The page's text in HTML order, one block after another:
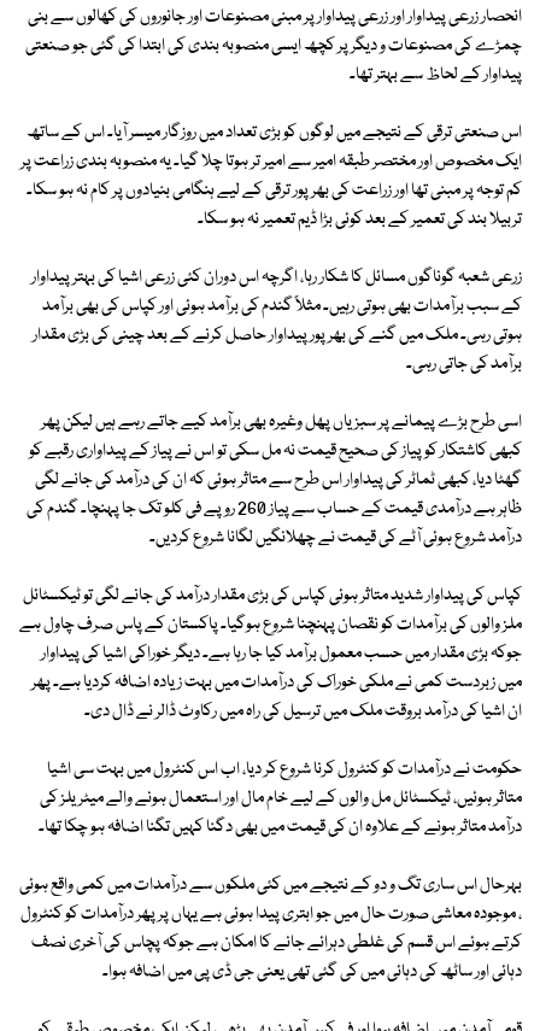
انحصار زرعی پیداوار اور زرعی پیداوار پر مبنی مصنوعات اور جانوروں کی کھالوں سے بنی
چمڑے کی مصنوعات و دیگر پر کچھ ایسی منصوبہ بندی کی ابتدا کی گئی جو صنعتی
پیداوار کے لحاظ سے بہتر تھا۔
اس صنعتی ترقی کے نتیجے میں لوگوں کو بڑی تعداد میں روزگار میسر آیا۔ اس کے ساتھ
ایک مخصوص اور مختصر طبقہ امیر سے امیر تر ہوتا چلا گیا۔ یہ منصوبہ بندی زراعت پر
کم توجہ پر مبنی تھا اور زراعت کی بھرپور ترقی کے لیے ہنگامی بنیادوں پر کام نہ ہو سکا۔
تربیلا بند کی تعمیر کے بعد کوئی بڑا ڈیم تعمیر نہ ہو سکا۔
زرعی شعبہ گوناگوں مسائل کا شکار رہا، اگرچہ اس دوران کئی زرعی اشیا کی بہتر پیداوار
کے سبب برآمدات بھی ہوتی رہیں۔ مثلاً گندم کی برآمد ہوئی اور کپاس کی بھی برآمد
ہوتی رہی۔ ملک میں گنے کی بھرپور پیداوار حاصل کرنے کے بعد چینی کی بڑی مقدار
برآمد کی جاتی رہی۔
اسی طرح بڑے پیمانے پر سبزیاں پھل وغیرہ بھی برآمد کیے جاتے رہے ہیں لیکن پھر
کبھی کاشتکار کو پیاز کی صحیح قیمت نہ مل سکی تو اس نے پیاز کے پیداواری رقبے کو
گھٹا دیا، کبھی ٹماٹر کی پیداوار اس طرح سے متاثر ہوئی کہ ان کی درآمد کی جانے لگی
ظاہر ہے درآمدی قیمت کے حساب سے پیاز 260 روپے فی کلو تک جا پہنچا۔ گندم کی
درآمد شروع ہوئی آٹے کی قیمت نے چھلانگیں لگانا شروع کردیں۔
کپاس کی پیداوار شدید متاثر ہوئی کپاس کی بڑی مقدار درآمد کی جانے لگی تو ٹیکسٹائل
ملز والوں کی برآمدات کو نقصان پہنچنا شروع ہوگیا۔ پاکستان کے پاس صرف چاول ہے
جوکہ بڑی مقدار میں حسب معمول برآمد کیا جا رہا ہے۔ دیگر خوراکی اشیا کی پیداوار
میں زبردست کمی نے ملکی خوراک کی درآمدات میں بہت زیادہ اضافہ کردیا ہے۔ پھر
ان اشیا کی درآمد بروقت ملک میں ترسیل کی راہ میں رکاوٹ ڈالر نے ڈال دی۔
حکومت نے درآمدات کو کنٹرول کرنا شروع کر دیا، اب اس کنٹرول میں بہت سی اشیا
متاثر ہوئیں، ٹیکسٹائل مل والوں کے لیے خام مال اور استعمال ہونے والے میٹریلز کی
درآمد متاثر ہونے کے علاوہ ان کی قیمت میں بھی دگنا کہیں تگنا اضافہ ہو چکا تھا۔
بہرحال اس ساری تگ و دو کے نتیجے میں کئی ملکوں سے درآمدات میں کمی واقع ہوئی
، موجودہ معاشی صورت حال میں جو ابتری پیدا ہوئی ہے یہاں پر پھر درآمدات کو کنٹرول
کرتے ہوئے اس قسم کی غلطی دہرائے جانے کا امکان ہے جوکہ پچاس کی آخری نصف
دہائی اور ساٹھ کی دہائی میں کی گئی تھی یعنی جی ڈی پی میں اضافہ ہوا۔